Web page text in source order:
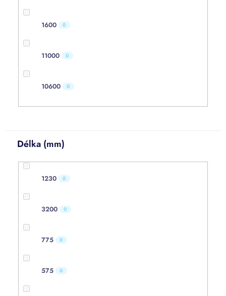
1600 0
11000 0
10600 0
Délka (mm)
1230 0
3200 0
775 0
575 0